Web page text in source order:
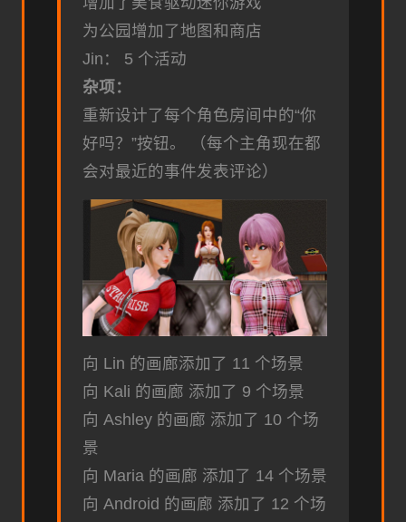
为公园增加了地图和商店
Jin： 5 个活动
杂项：
重新设计了每个角色房间中的“你
好吗？”按钮。 （每个主角现在都
会对最近的事件发表评论）
向 Lin 的画廊添加了 11 个场景
向 Kali 的画廊 添加了 9 个场景
向 Ashley 的画廊 添加了 10 个场
景
向 Maria 的画廊 添加了 14 个场景
向 Android 的画廊 添加了 12 个场